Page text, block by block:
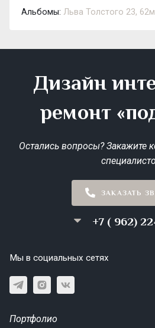
Альбомы: Льва Толстого 23,
Дизайн
ремонт
Остались вопросы? Закажите
ЗАКАЗАТЬ
+7 ( 962)
Мы в социальных сетях
Портфолио